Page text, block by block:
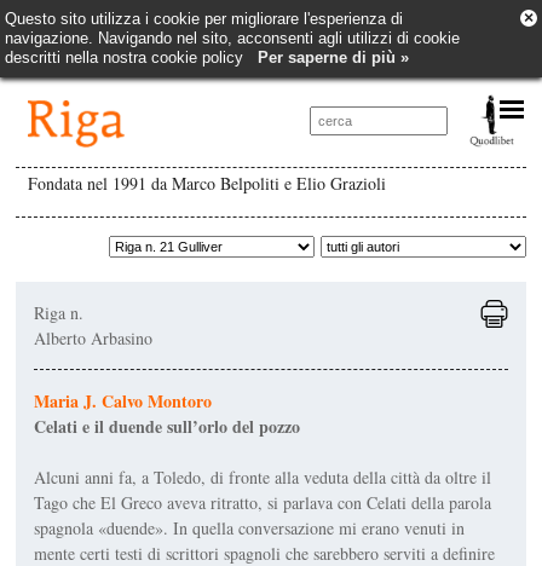
Questo sito utilizza i cookie per migliorare l'esperienza di
navigazione. Navigando nel sito, acconsenti agli utilizzi di cookie
descritti nella nostra cookie policy
Per saperne di più »
×
Fondata nel 1991 da Marco Belpoliti e Elio Grazioli
Riga n.
Alberto Arbasino
Maria J. Calvo Montoro
Celati e il duende sull’orlo del pozzo
Alcuni anni fa, a Toledo, di fronte alla veduta della città da oltre il
Tago che El Greco aveva ritratto, si parlava con Celati della parola
spagnola «duende». In quella conversazione mi erano venuti in
mente certi testi di scrittori spagnoli che sarebbero serviti a definire